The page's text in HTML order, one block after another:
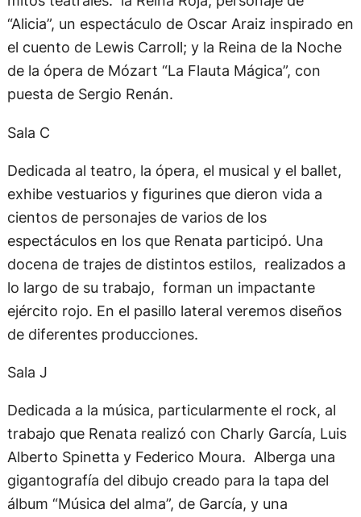
“Alicia”, un espectáculo de Oscar Araiz inspirado en
el cuento de Lewis Carroll; y la Reina de la Noche
de la ópera de Mózart “La Flauta Mágica”, con
puesta de Sergio Renán.
Sala C
Dedicada al teatro, la ópera, el musical y el ballet,
exhibe vestuarios y figurines que dieron vida a
cientos de personajes de varios de los
espectáculos en los que Renata participó. Una
docena de trajes de distintos estilos, realizados a
lo largo de su trabajo, forman un impactante
ejército rojo. En el pasillo lateral veremos diseños
de diferentes producciones.
Sala J
Dedicada a la música, particularmente el rock, al
trabajo que Renata realizó con Charly García, Luis
Alberto Spinetta y Federico Moura. Alberga una
gigantografía del dibujo creado para la tapa del
álbum “Música del alma”, de García, y una